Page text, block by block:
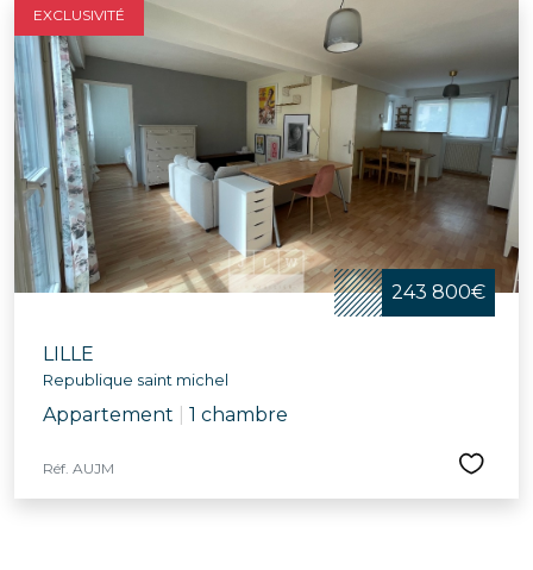
EXCLUSIVITÉ
243 800€
LILLE
Republique saint michel
Appartement 1 chambre
Réf. AUJM